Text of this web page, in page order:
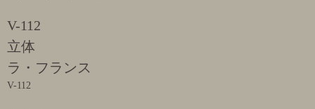
V-112
立体
ラ・フランス
V-112